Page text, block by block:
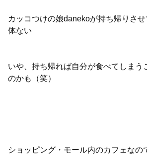
カッコつけの娘danekoが持ち帰りさ
体ない
いや、持ち帰れば自分が食べてしまう
のかも（笑）
ショッピング・モール内のカフェなの